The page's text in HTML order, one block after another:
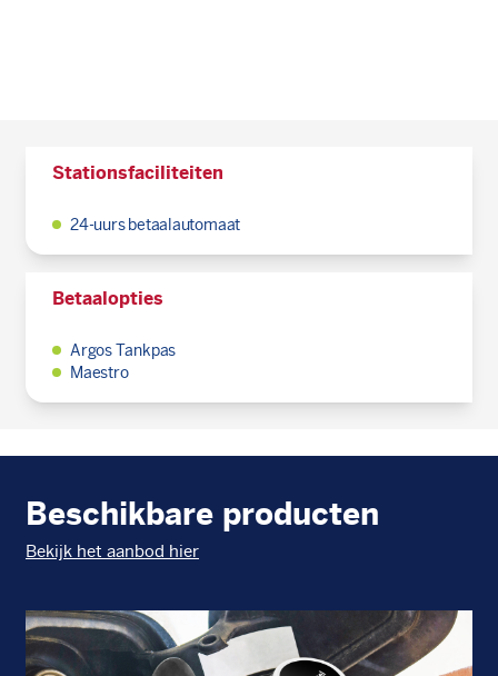
Stationsfaciliteiten
24-uurs betaalautomaat
Betaalopties
Argos Tankpas
Maestro
Beschikbare producten
Bekijk het aanbod hier